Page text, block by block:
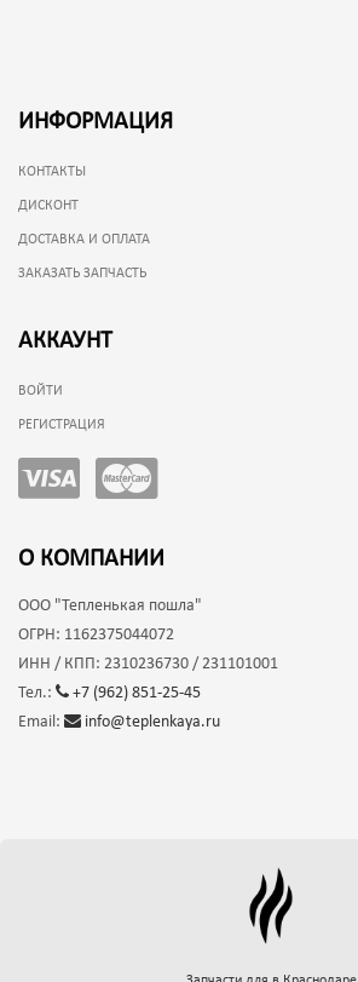
ИНФОРМАЦИЯ
КОНТАКТЫ
ДИСКОНТ
ДОСТАВКА И ОПЛАТА
ЗАКАЗАТЬ ЗАПЧАСТЬ
АККАУНТ
ВОЙТИ
РЕГИСТРАЦИЯ
О КОМПАНИИ
ООО "Тепленькая пошла"
ОГРН: 1162375044072
ИНН / КПП: 2310236730 / 231101001
Тел.:
+7 (962) 851-25-45
Email:
info@teplenkaya.ru